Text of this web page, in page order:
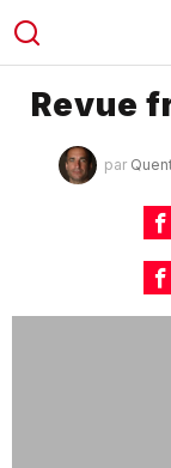
Revue
par